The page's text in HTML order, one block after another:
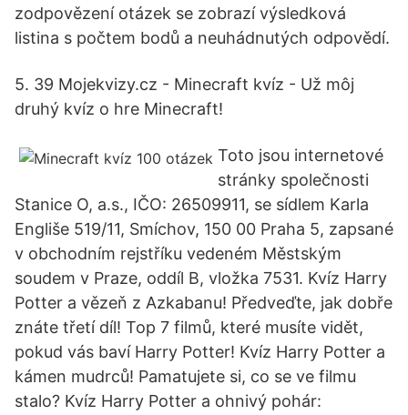
zodpovězení otázek se zobrazí výsledková
listina s počtem bodů a neuhádnutých odpovědí.
5. 39 Mojekvizy.cz - Minecraft kvíz - Už môj
druhý kvíz o hre Minecraft!
Toto jsou internetové
stránky společnosti
Stanice O, a.s., IČO: 26509911, se sídlem Karla
Engliše 519/11, Smíchov, 150 00 Praha 5, zapsané
v obchodním rejstříku vedeném Městským
soudem v Praze, oddíl B, vložka 7531. Kvíz Harry
Potter a vězeň z Azkabanu! Předveďte, jak dobře
znáte třetí díl! Top 7 filmů, které musíte vidět,
pokud vás baví Harry Potter! Kvíz Harry Potter a
kámen mudrců! Pamatujete si, co se ve filmu
stalo? Kvíz Harry Potter a ohnivý pohár: